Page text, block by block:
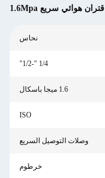
اقتران هوائي سريع 1.6Mpa
نحاس
1/4 "-1/2"
1.6 ميجا باسكال
ISO
وصلات التوصيل السريع
خرطوم